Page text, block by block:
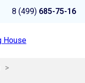
8 (499) 685-75-16
>